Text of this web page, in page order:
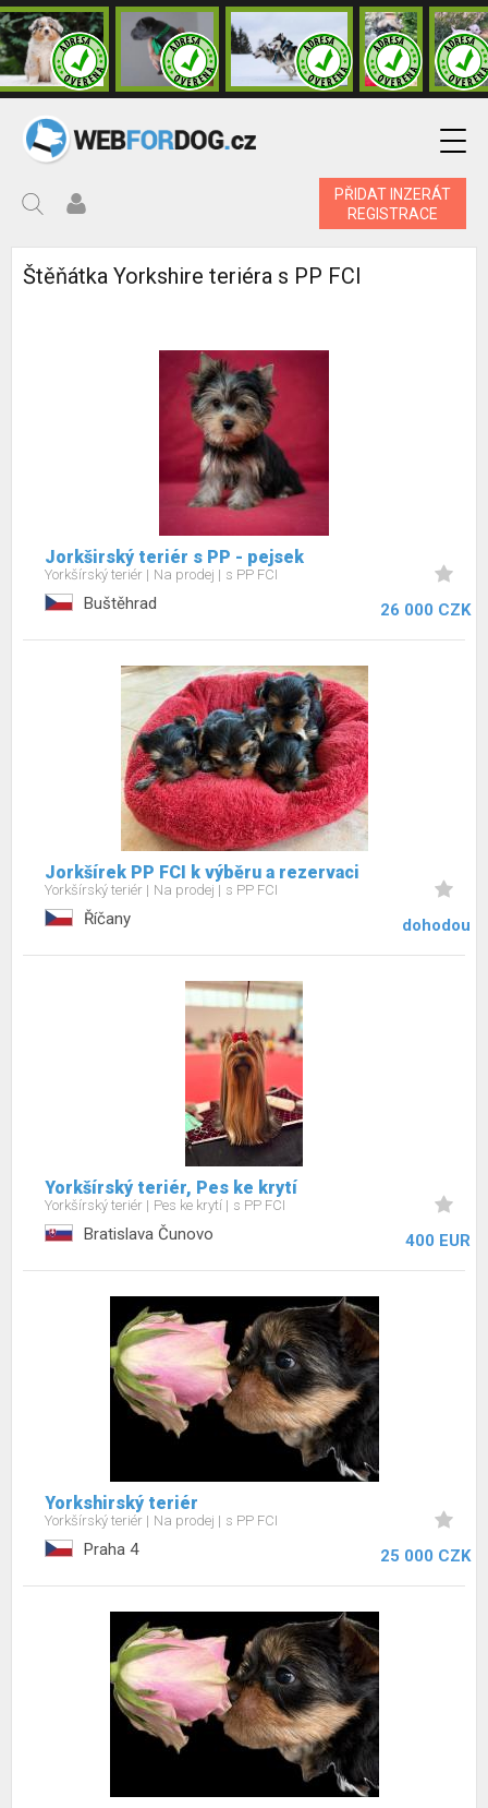
PŘIDAT INZERÁT
REGISTRACE
Štěňátka Yorkshire teriéra s PP FCI
Jorkširský teriér s PP - pejsek
Yorkšírský teriér Na prodej s PP FCI
Buštěhrad 26 000 CZK
Jorkšírek PP FCI k výběru a rezervaci
Yorkšírský teriér Na prodej s PP FCI
Říčany dohodou
Yorkšírský teriér, Pes ke krytí
Yorkšírský teriér Pes ke krytí s PP FCI
Bratislava Čunovo 400 EUR
Yorkshirský teriér
Yorkšírský teriér Na prodej s PP FCI
Praha 4 25 000 CZK